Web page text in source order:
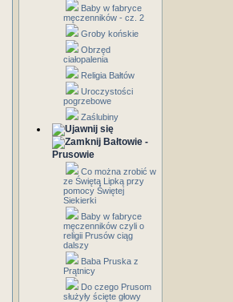
Baby w fabryce
męczenników - cz. 2
Groby końskie
Obrzęd
ciałopalenia
Religia Bałtów
Uroczystości
pogrzebowe
Zaślubiny
Bałtowie -
Prusowie
Co można zrobić w
ze Świętą Lipką przy
pomocy Świętej
Siekierki
Baby w fabryce
męczenników czyli o
religii Prusów ciąg
dalszy
Baba Pruska z
Prątnicy
Do czego Prusom
służyły ścięte głowy